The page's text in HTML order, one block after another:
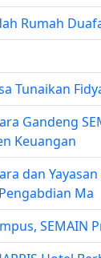
Rumah
Tunaikan
Gandeng
Keuangan
dan Yayasan
Ma
SEMAIN